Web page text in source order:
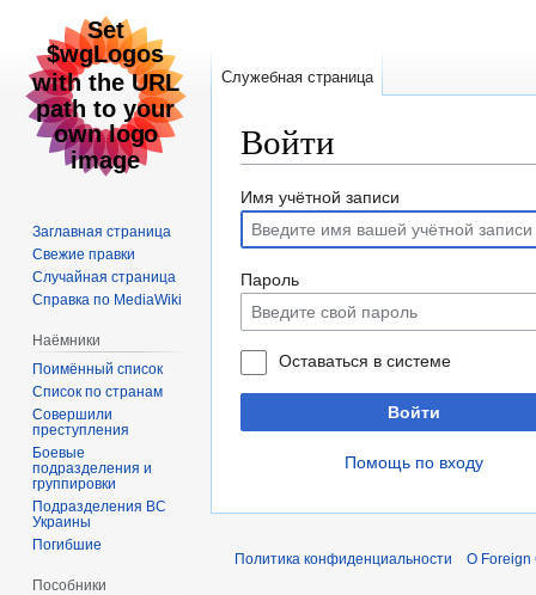
Войти
Перейти
навигации
Перейти
поиску
Имя учётной записи
Пароль
Оставаться в системе
Войти
Помощь по входу
Служебная страница
Заглавная страница
Свежие правки
Случайная страница
Справка по MediaWiki
Наёмники
Поимённый список
Список по странам
Совершили
преступления
Боевые
подразделения и
группировки
Подразделения ВС
Украины
Погибшие
Пособники
Политика конфиденциальности О Foreign